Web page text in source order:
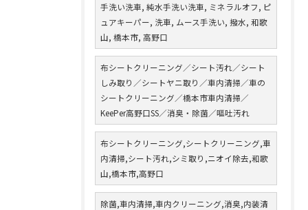
手洗い洗車, 純水手洗い洗車, ミネラルオフ, ピ
ュアキーパー, 洗車, ムース手洗い, 撥水, 和歌
山, 橋本市, 高野口
布シートクリーニング／シート汚れ／シート
しみ取り／シートヤニ取り／車内清掃／車の
シートクリーニング／橋本市車内清掃／
KeePer高野口SS／消臭・除菌／嘔吐汚れ
布シートクリーニング,シートクリーニング,車
内清掃,シート汚れ,シミ取り,ニオイ除去,和歌
山,橋本市,高野口
除菌,車内清掃,車内クリーニング,消臭,内装清